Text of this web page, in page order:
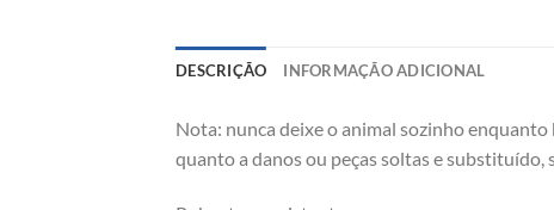
DESCRIÇÃO INFORMAÇÃO ADICIONAL
Nota: nunca deixe o animal sozinho
quanto a danos ou peças soltas e substituído,